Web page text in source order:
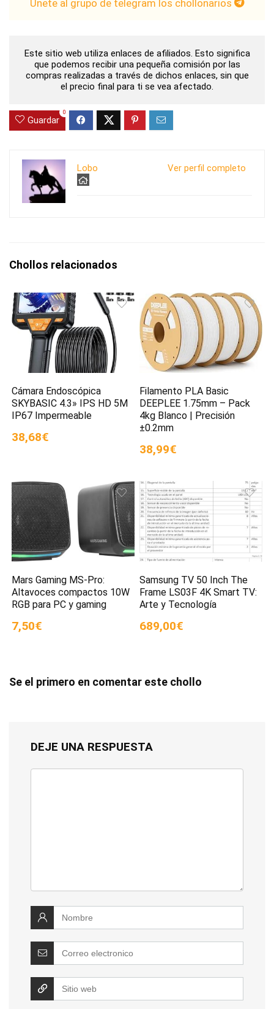
Únete al grupo de telegram los chollonarios
Este sitio web utiliza enlaces de afiliados. Esto significa
que podemos recibir una pequeña comisión por las
compras realizadas a través de dichos enlaces, sin que
el precio final para ti se vea afectado.
Guardar
0
Ver perfil completo
Lobo
Chollos relacionados
Cámara Endoscópica
SKYBASIC 4.3» IPS HD 5M
IP67 Impermeable
38,68€
Filamento PLA Basic
DEEPLEE 1.75mm – Pack
4kg Blanco | Precisión
±0.2mm
38,99€
Mars Gaming MS-Pro:
Altavoces compactos 10W
RGB para PC y gaming
7,50€
Samsung TV 50 Inch The
Frame LS03F 4K Smart TV:
Arte y Tecnología
689,00€
Se el primero en comentar este chollo
DEJE UNA RESPUESTA